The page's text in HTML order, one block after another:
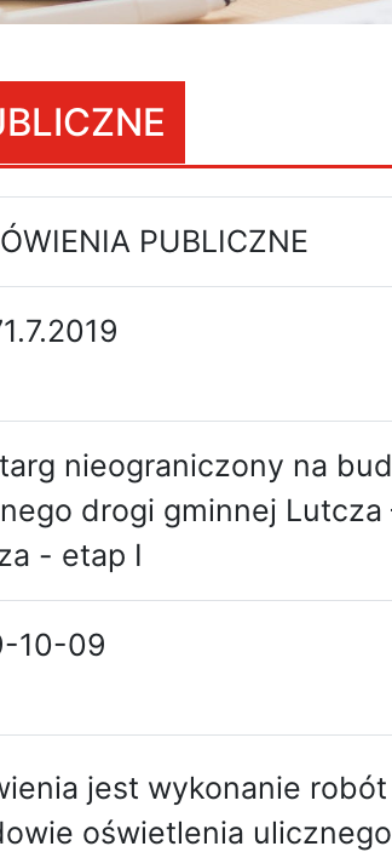
PUBLICZNE
nieograniczony na
drogi gminnej
- etap I
10-09
jest wykonanie
oświetlenia